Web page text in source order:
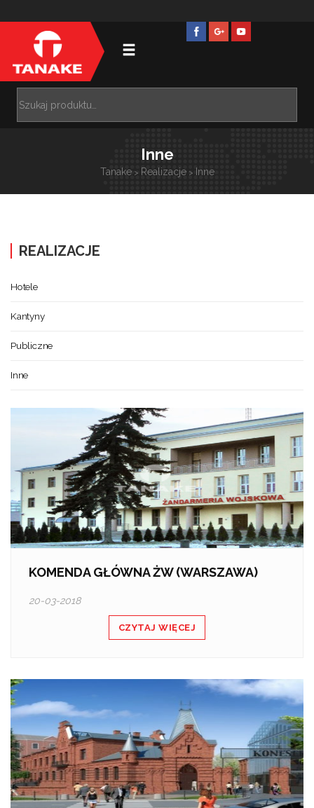
Inne
Tanake> Realizacje> Inne
REALIZACJE
Hotele
Kantyny
Publiczne
Inne
KOMENDA GŁÓWNA ŻW (WARSZAWA)
20-03-2018
CZYTAJ WIĘCEJ